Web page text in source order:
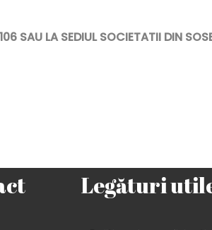
LA SEDIUL SOCIETATII DIN
Legături